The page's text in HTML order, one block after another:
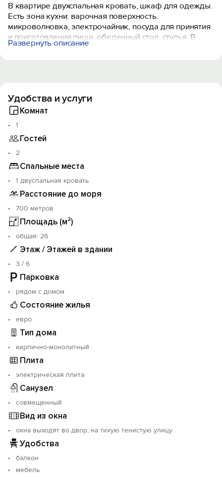
В квартире двухспальная кровать, шкаф для одежды.
Есть зона кухни: варочная поверхность.
микроволновка, электрочайник, посуда для принятия
и приготовления пищи, обеденный стол, стулья. В
комнате телевизор SMART, кондиционер, WI-FI. Есть
Дом находится в самом начале Симеиза по нижней
санаторий им. Боброва. Очень удобно для тех, кто
приезжает на автомобиле. Можно ездить на
Симеизский пляж. Недалеко Алупкинский рынок.
Развернуть описание
Удобства и услуги
Комнат
1
Гостей
2
Спальные места
1 двуспальная кровать
Расстояние до моря
700 метров
Площадь (м²)
oбщая: 26
Этаж / Этажей в здании
3 / 6
Парковка
рядом с домом
Состояние жилья
евро
Тип дома
кирпично-монолитный
Плита
электрическая плита
Санузел
совмещенный
Вид из окна
окна выходят во двор, на тихую тенистую улицу
Удобства
балкон
мебель